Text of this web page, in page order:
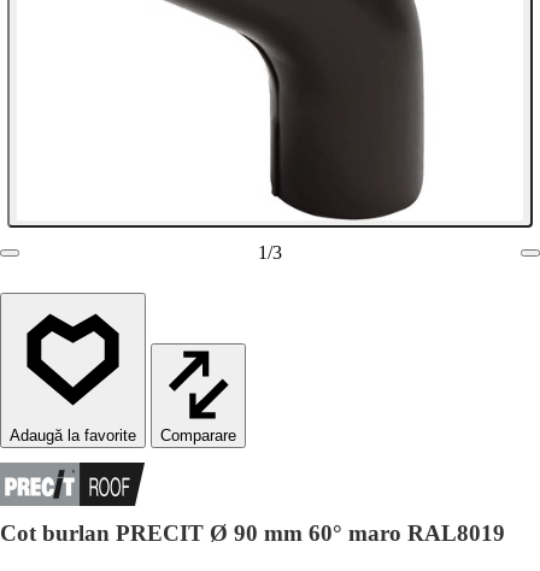
1/3
Comparare
Cot burlan PRECIT Ø 90 mm 60° maro RAL8019